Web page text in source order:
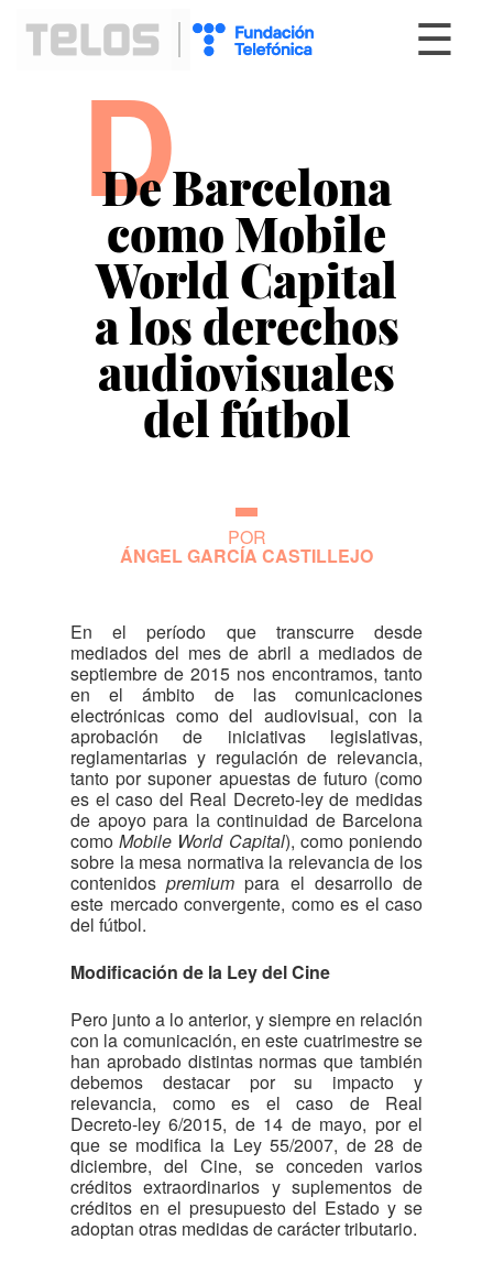
☰
D
De Barcelona
como Mobile
World Capital
a los derechos
audiovisuales
del fútbol
POR
ÁNGEL GARCÍA CASTILLEJO
En el período que transcurre desde
mediados del mes de abril a mediados de
septiembre de 2015 nos encontramos, tanto
en el ámbito de las comunicaciones
electrónicas como del audiovisual, con la
aprobación de iniciativas legislativas,
reglamentarias y regulación de relevancia,
tanto por suponer apuestas de futuro (como
es el caso del Real Decreto-ley de medidas
de apoyo para la continuidad de Barcelona
comoMobile World Capital), como poniendo
sobre la mesa normativa la relevancia de los
contenidospremiumpara el desarrollo de
este mercado convergente, como es el caso
del fútbol.
Modificación de la Ley del Cine
Pero junto a lo anterior, y siempre en relación
con la comunicación, en este cuatrimestre se
han aprobado distintas normas que también
debemos destacar por su impacto y
relevancia, como es el caso de Real
Decreto-ley 6/2015, de 14 de mayo, por el
que se modifica la Ley 55/2007, de 28 de
diciembre, del Cine, se conceden varios
créditos extraordinarios y suplementos de
créditos en el presupuesto del Estado y se
adoptan otras medidas de carácter tributario.